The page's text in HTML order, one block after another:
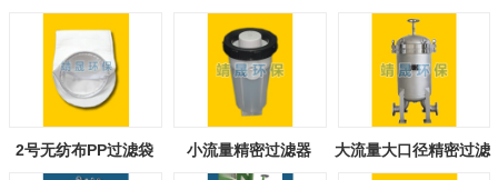
滤器
2号无纺布PP过滤袋 小流量精密过滤器
大流量大口径精密过滤